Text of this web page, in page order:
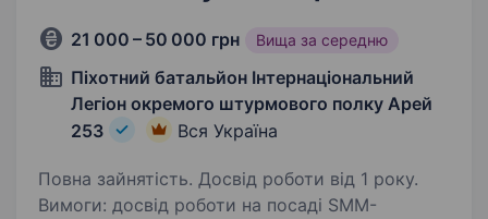
21 000 – 50 000 грн Вища за середню
Піхотний батальйон Інтернаціональний
Легіон окремого штурмового полку Арей
253
Вся Україна
Повна зайнятість. Досвід роботи від 1 року.
Вимоги: досвід роботи на посаді SMM-